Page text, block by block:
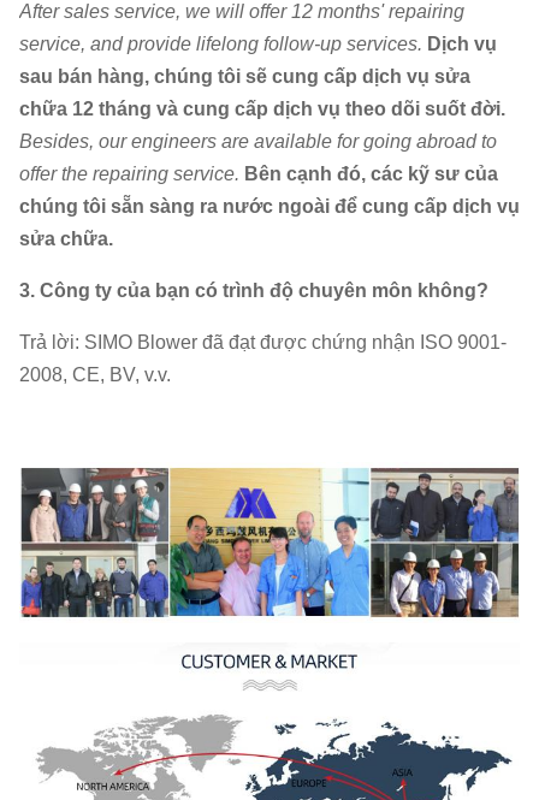
After sales service, we will offer 12 months' repairing
service, and provide lifelong follow-up services. Dịch vụ
sau bán hàng, chúng tôi sẽ cung cấp dịch vụ sửa
chữa 12 tháng và cung cấp dịch vụ theo dõi suốt đời.
Besides, our engineers are available for going abroad to
offer the repairing service. Bên cạnh đó, các kỹ sư của
chúng tôi sẵn sàng ra nước ngoài để cung cấp dịch vụ
sửa chữa.
3. Công ty của bạn có trình độ chuyên môn không?
Trả lời: SIMO Blower đã đạt được chứng nhận ISO 9001-
2008, CE, BV, v.v.